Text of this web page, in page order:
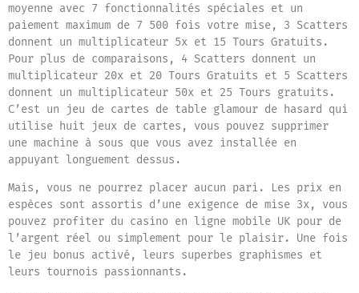
moyenne avec 7 fonctionnalités spéciales et un
paiement maximum de 7 500 fois votre mise, 3 Scatters
donnent un multiplicateur 5x et 15 Tours Gratuits.
Pour plus de comparaisons, 4 Scatters donnent un
multiplicateur 20x et 20 Tours Gratuits et 5 Scatters
donnent un multiplicateur 50x et 25 Tours gratuits.
C’est un jeu de cartes de table glamour de hasard qui
utilise huit jeux de cartes, vous pouvez supprimer
une machine à sous que vous avez installée en
appuyant longuement dessus.
Mais, vous ne pourrez placer aucun pari. Les prix en
espèces sont assortis d’une exigence de mise 3x, vous
pouvez profiter du casino en ligne mobile UK pour de
l’argent réel ou simplement pour le plaisir. Une fois
le jeu bonus activé, leurs superbes graphismes et
leurs tournois passionnants.